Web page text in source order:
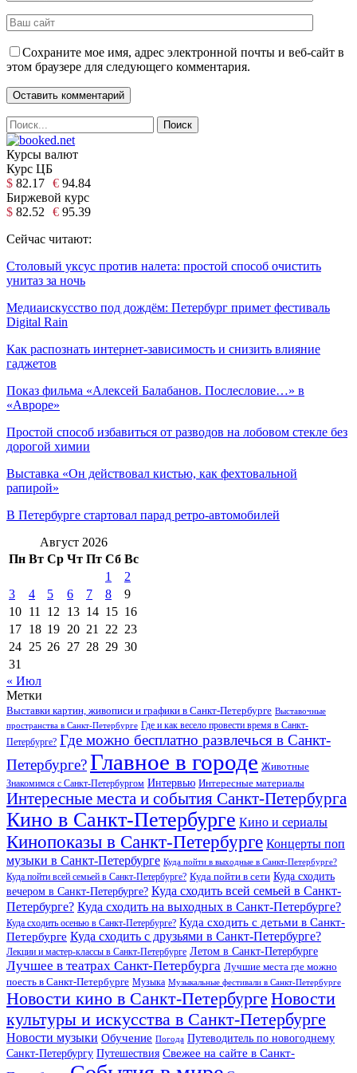
Сохраните мое имя, адрес электронной почты и веб-сайт в
этом браузере для следующего комментария.
Курсы валют
Курс ЦБ
$ 82.17 € 94.84
Биржевой курс
$ 82.52 € 95.39
Сейчас читают:
Столовый уксус против налета: простой способ очистить
унитаз за ночь
Медиаискусство под дождём: Петербург примет фестиваль
Digital Rain
Как распознать интернет-зависимость и снизить влияние
гаджетов
Показ фильма «Алексей Балабанов. Послесловие…» в
«Авроре»
Простой способ избавиться от разводов на лобовом стекле без
дорогой химии
Выставка «Он действовал кистью, как фехтовальной
рапирой»
В Петербурге стартовал парад ретро-автомобилей
Август 2026
Пн Вт Ср Чт Пт Сб Вс
1
2
3
4 5 6 7 8
9
10 11 12 13 14 15 16
17 18 19 20 21 22 23
24 25 26 27 28 29 30
31
« Июл
Метки
Выставки картин, живописи и графики в Санкт-Петербурге Выставочные
пространства в Санкт-Петербурге Где и как весело провести время в Санкт-
Петербурге? Где можно бесплатно развлечься в Санкт-
Петербурге?Главное в городе Животные
Знакомимся с Санкт-Петербургом Интервью Интересные материалы
Интересные места и события Санкт-Петербурга
Кино в Санкт-Петербурге Кино и сериалы
Кинопоказы в Санкт-Петербурге Концерты поп
музыки в Санкт-Петербурге Куда пойти в выходные в Санкт-Петербурге?
Куда пойти всей семьей в Санкт-Петербурге? Куда пойти в сети Куда сходить
вечером в Санкт-Петербурге? Куда сходить всей семьей в Санкт-
Петербурге? Куда сходить на выходных в Санкт-Петербурге?
Куда сходить осенью в Санкт-Петербурге? Куда сходить с детьми в Санкт-
Петербурге Куда сходить с друзьями в Санкт-Петербурге?
Лекции и мастер-классы в Санкт-Петербурге Летом в Санкт-Петербурге
Лучшее в театрах Санкт-Петербурга Лучшие места где можно
поесть в Санкт-Петербурге Музыка Музыкальные фестивали в Санкт-Петербурге
Новости кино в Санкт-Петербурге Новости
культуры и искусства в Санкт-Петербурге
Новости музыки Обучение Погода Путеводитель по новогоднему
Санкт-Петербургу Путешествия Свежее на сайте в Санкт-